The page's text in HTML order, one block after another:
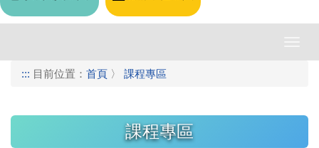
::: 目前位置： 首頁 〉 課程專區
課程專區